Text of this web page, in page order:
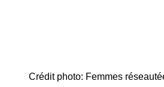
Crédit photo: Femmes